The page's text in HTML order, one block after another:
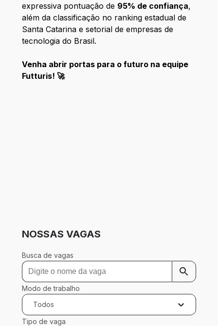
expressiva pontuação de 95% de confiança,
além da classificação no ranking estadual de
Santa Catarina e setorial de empresas de
tecnologia do Brasil.
Venha abrir portas para o futuro na equipe
Futturis! 🚀
NOSSAS VAGAS
Busca de vagas
Modo de trabalho
Todos
Tipo de vaga